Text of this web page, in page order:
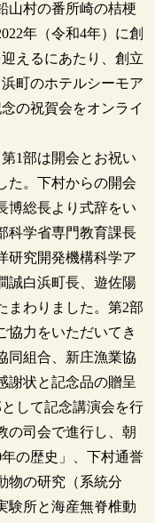
山村の番所崎の桔梗
年（令和4年）に創
えるにあたり、創立
町のホテルシーモア
の祝賀会をオンライ
1部は開会とお祝い
た。下村からの開会
博総長より式辞をい
科学省専門教育課長
研究開発機構科学ア
誠白浜町長、遊佐陽
まわりました。第2部
協力をいただいてき
同組合、新庄漁業協
謝状と記念品の贈呈
して記念講演会を行
の司会で進行し、朝
の歴史」、下村通誉
物の研究（系統分
験所と海産無脊椎動